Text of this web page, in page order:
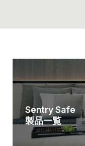
Sentry Safe
製品一覧